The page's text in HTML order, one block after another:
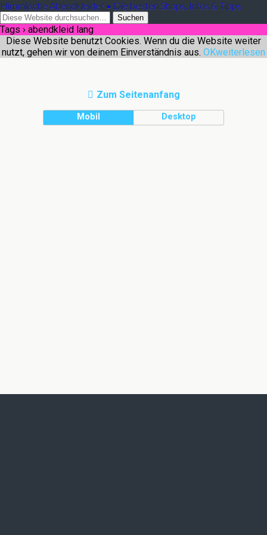
Himmlische Abendkleider • Die besten Shops, Infos & Tipps
Tags › abendkleid lang
Diese Website benutzt Cookies. Wenn du die Website weiter
nutzt, gehen wir von deinem Einverständnis aus. OKweiterlesen
Zum Seitenanfang
Mobil Desktop